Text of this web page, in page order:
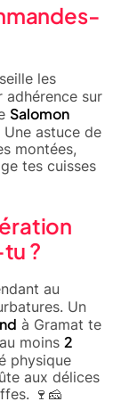
les
adhérence sur
Salomon
astuce de
montées,
tes cuisses
?
au
Un
à Gramat te
moins 2
physique
aux délices
🍷🧀